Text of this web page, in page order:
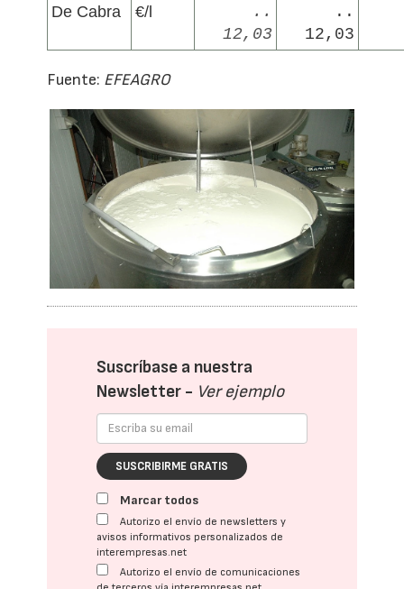
De Cabra €/l
..
12,03
..
12,03
Fuente: EFEAGRO
Suscríbase a nuestra
Newsletter - Ver ejemplo
SUSCRIBIRME GRATIS
Marcar todos
Autorizo el envío de newsletters y
avisos informativos personalizados de
interempresas.net
Autorizo el envío de comunicaciones